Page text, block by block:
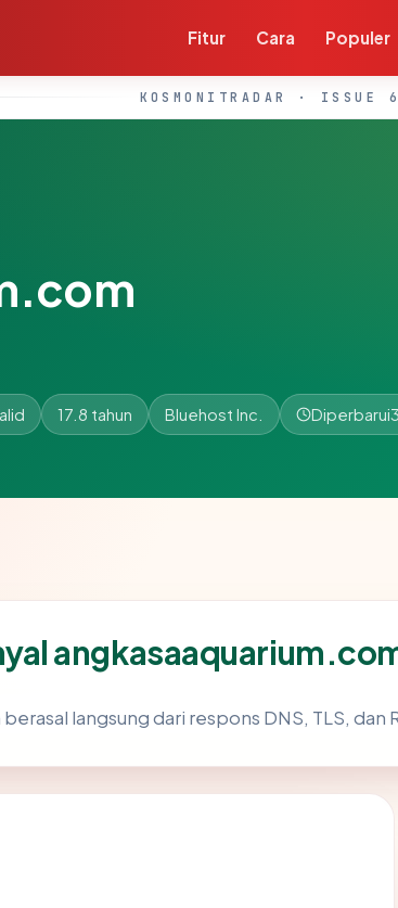
Fitur Cara Populer
KOSMONITRADAR · ISSUE
17.8 tahun Bluehost Inc. Diperbarui
langsung dari respons DNS, TLS, dan